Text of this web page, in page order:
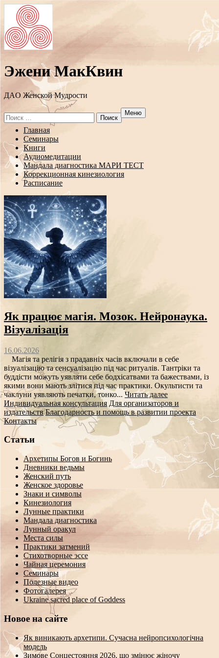
Эжени МакКвин
ДAO Женской Мудрости
Search
for:
Меню
Перейти
содержанию
Главная
Семинары
Книги
Аудиомедитации
Мандала диагностика МАРИ ТЕСТ
Коррекционная кинезиология
Расписание
Як працює магія. Мозок. Нейронаука.
Візуалізація
16.06.2026
Магія та релігія з прадавніх часів включали в себе
візуалізацію та сенсуалізацію під час ритуалів. Тантріки та
буддісти можуть уявляти себе бодхісатвами та бажествами, із
якими вони мають злітися під час практики. Окультисти та
чаклуни уявляють печатки, тонко... Читать далее
Индивидуальная консультация Для организаторов и
издательств Благодарность и помощь в развитии проекта
Контакты
Статьи
Архетипы Богов и Богинь
Дневники ведьмы
Женский путь
Женское здоровье
Знаки и символы
Кинезиология
Лунные практики
Мандала диагностика
Лунный оракул
Места силы
Практики затмений
Стихотворные эссе
Чайная церемония
Семинары
Полезные видео
Фотогалерея
Ukraine sacred place of Goddess
Новое на сайте
Як виникають архетипи. Сучасна нейропсихологічна
модель
Зимове Сонцестояння 2026, що змінює жіночу